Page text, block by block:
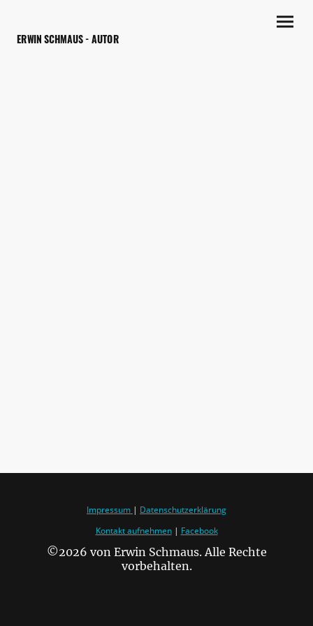
ERWIN SCHMAUS - AUTOR
Impressum | Datenschutzerklärung
Kontakt aufnehmen| Facebook
©2026 von Erwin Schmaus. Alle Rechte
vorbehalten.